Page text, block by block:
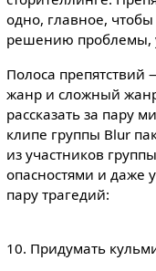
одно, главное,
решению проблемы,
Полоса препятствий
жанр и сложный
рассказать за пару
клипе группы Blur
из участников
опасностями и даже
пару трагедий:
10. Придумать